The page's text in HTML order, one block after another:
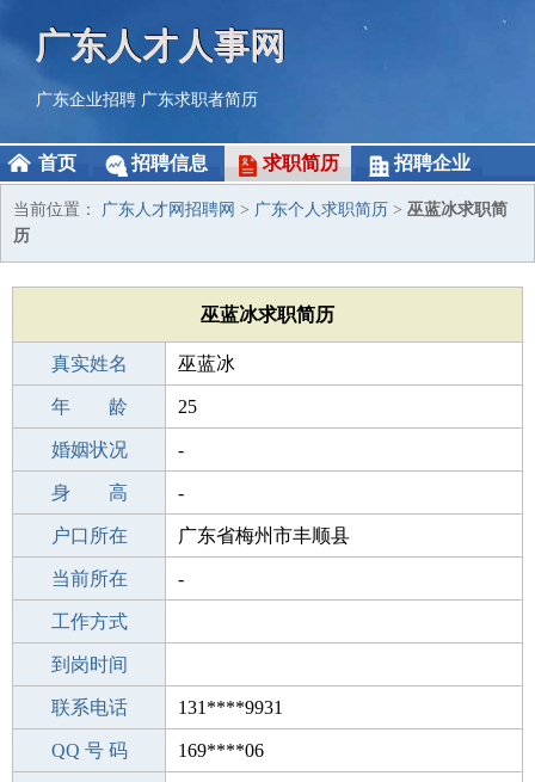
广东人才人事网
广东企业招聘 广东求职者简历
首页 招聘信息 求职简历 招聘企业
当前位置： 广东人才网招聘网 > 广东个人求职简历 > 巫蓝冰求职简
历
巫蓝冰求职简历
真实姓名 巫蓝冰
性 别 女
年 龄 25
出生年月 2001-07-05
婚姻状况 -
学 历 初中
身 高 -
毕业学校 常德市阳南塘学校初中
户口所在 广东省梅州市丰顺县
所学专业 -
当前所在 -
工作经验
工作方式
驾 照
到岗时间
期望月薪
联系电话 131****9931
手机号码 131****9931
QQ 号 码 169****06